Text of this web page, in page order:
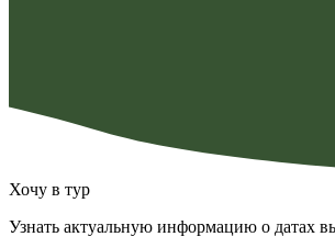
Хочу в тур
Узнать актуальную информацию о датах